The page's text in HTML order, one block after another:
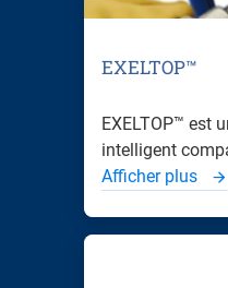
EXELTOP™
EXELTOP™ est
intelligent
Afficher plus